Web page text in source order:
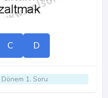
C D
Dönem 1. Soru